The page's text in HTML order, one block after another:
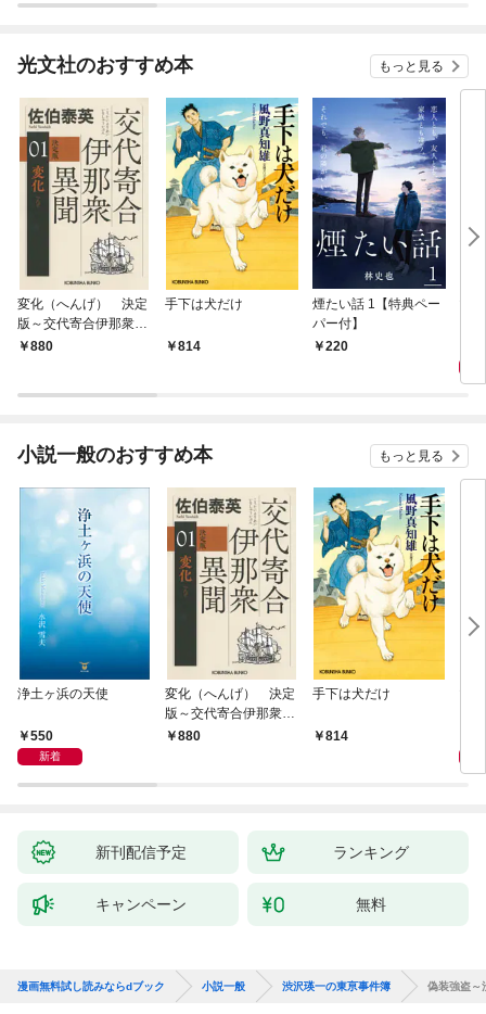
光文社のおすすめ本 もっと見る
変化（へんげ） 決定
版～交代寄合伊那衆異
聞（1）～
880
手下は犬だけ
814
煙たい話 1【特典ペー
パー付】
220
小説一般のおすすめ本 もっと見る
浄土ヶ浜の天使
550
新着
変化（へんげ） 決定
版～交代寄合伊那衆異
聞（1）～
880
手下は犬だけ
814
新刊配信予定 ランキング
キャンペーン 無料
漫画無料試し読みならdブック 小説一般 渋沢瑛一の東亰事件簿 偽装強盗～